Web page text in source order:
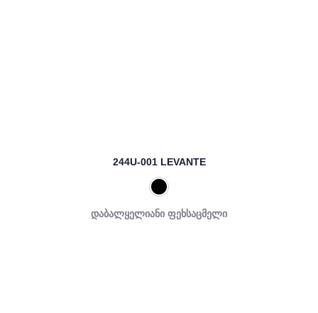
244U-001 LEVANTE
დაბალყელიანი ფეხსაცმელი